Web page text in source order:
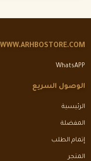
WWW.ARHBOSTORE.COM
WhatsAPP
الوصول السريع
الرئيسية
المفضلة
إتمام الطلب
المتجر